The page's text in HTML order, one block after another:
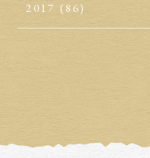
2017 (86)